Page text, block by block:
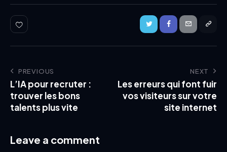
PREVIOUS
L’IA pour recruter :
trouver les bons
talents plus vite
NEXT
Les erreurs qui font fuir
vos visiteurs sur votre
site internet
Leave a comment